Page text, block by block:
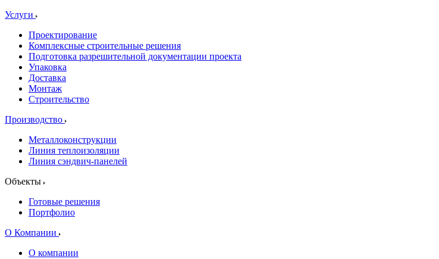
Услуги
Проектирование
Комплексные строительные решения
Подготовка разрешительной документации проекта
Упаковка
Доставка
Монтаж
Строительство
Производство
Металлоконструкции
Линия теплоизоляции
Линия сэндвич-панелей
Объекты
Готовые решения
Портфолио
О Компании
О компании